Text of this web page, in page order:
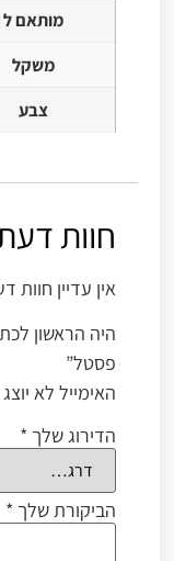
מותאם ל
משקל
צבע
חוות
אין עדיין חוות
היה הראשון
פסטל”
האימייל לא
הדירוג שלך *
הביקורת שלך *